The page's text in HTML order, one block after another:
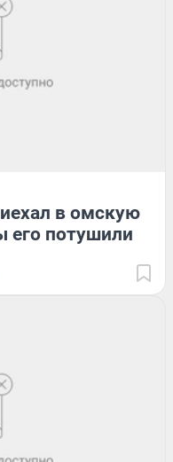
в омскую
его потушили